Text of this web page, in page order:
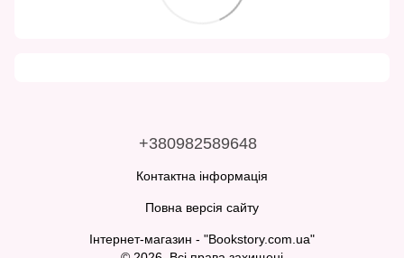
+380982589648
Контактна інформація
Повна версія сайту
Інтернет-магазин - "Bookstory.com.ua"